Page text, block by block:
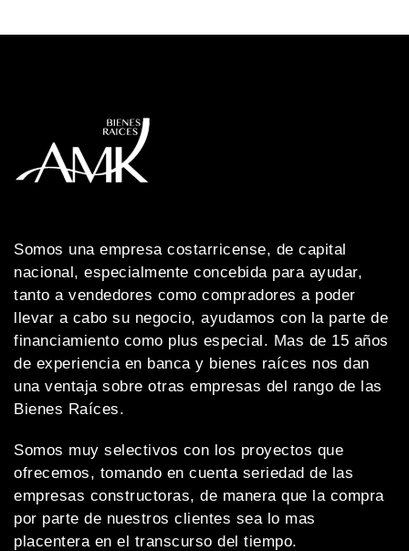
Somos una empresa costarricense, de capital
nacional, especialmente concebida para ayudar,
tanto a vendedores como compradores a poder
llevar a cabo su negocio, ayudamos con la parte de
financiamiento como plus especial. Mas de 15 años
de experiencia en banca y bienes raíces nos dan
una ventaja sobre otras empresas del rango de las
Bienes Raíces.
Somos muy selectivos con los proyectos que
ofrecemos, tomando en cuenta seriedad de las
empresas constructoras, de manera que la compra
por parte de nuestros clientes sea lo mas
placentera en el transcurso del tiempo.